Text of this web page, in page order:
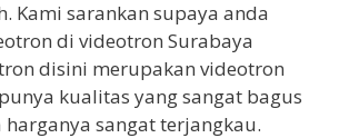
Kami sarankan supaya anda
di videotron Surabaya
disini merupakan videotron
kualitas yang sangat bagus
sangat terjangkau.